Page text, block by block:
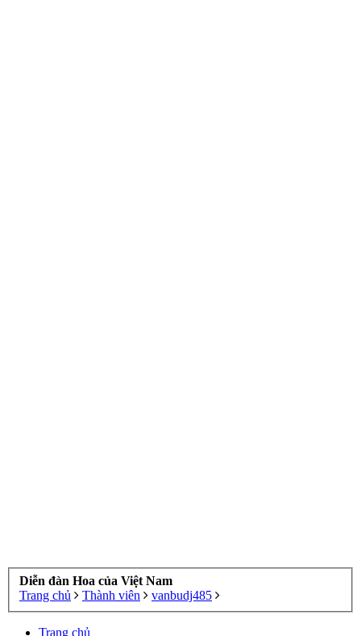
Diễn đàn Hoa của Việt Nam
Trang chủ
Thành viên vanbudj485
Trang chủ